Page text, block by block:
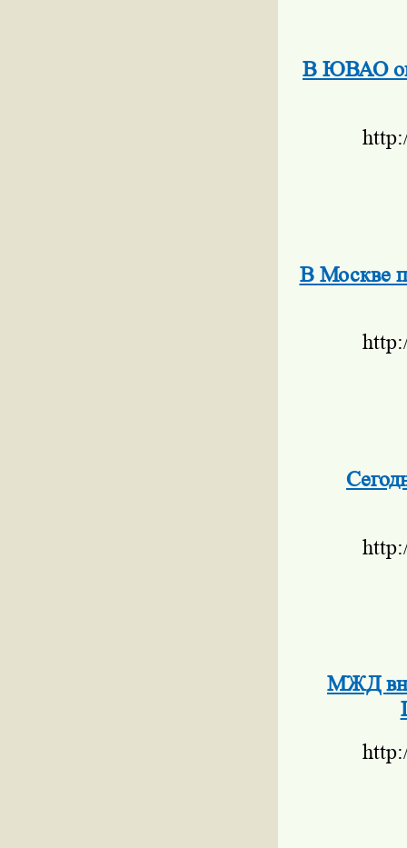
В ЮВАО
В Москве
МЖД